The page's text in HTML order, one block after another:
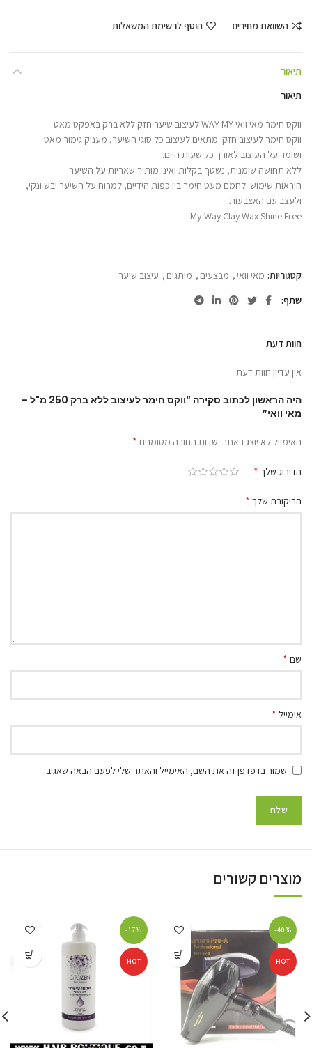
השוואת מחירים הוסף לרשימת המשאלות
תיאור
תיאור
ווקס חימר מאי וואי WAY-MY לעיצוב שיער חזק ללא ברק באפקט מאט
ווקס חימר לעיצוב חזק. מתאים לעיצוב כל סוגי השיער, מעניק גימור מאט
ושומר על העיצוב לאורך כל שעות היום.
ללא תחושה שומנית, נשטף בקלות ואינו מותיר שאריות על השיער.
הוראות שימוש: לחמם מעט חימר בין כפות הידיים, למרוח על השיער יבש ונקי,
ולעצב עם האצבעות.
My-Way Clay Wax Shine Free
קטגוריות: מאי וואי, מבצעים , מותגים , עיצוב שיער
שתף
חוות דעת
אין עדיין חוות דעת.
היה הראשון לכתוב סקירה “ווקס חימר לעיצוב ללא ברק 250 מ"ל –
מאי וואי”
האימייל לא יוצג באתר. שדות החובה מסומנים *
הדירוג שלך *
הביקורת שלך *
שם *
אימייל *
שמור בדפדפן זה את השם, האימייל והאתר שלי לפעם הבאה שאגיב.
מוצרים קשורים
-40%
HOT
-17%
HOT